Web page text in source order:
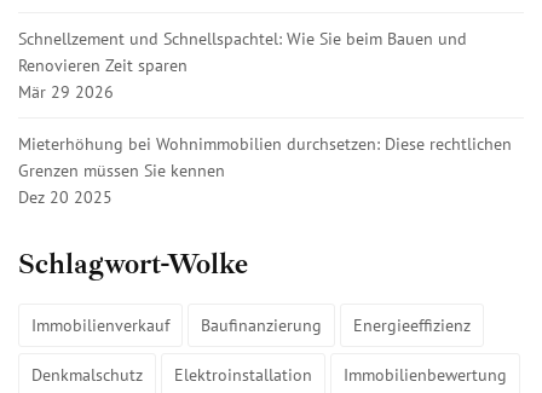
Schnellzement und Schnellspachtel: Wie Sie beim Bauen und
Renovieren Zeit sparen
Mär 29 2026
Mieterhöhung bei Wohnimmobilien durchsetzen: Diese rechtlichen
Grenzen müssen Sie kennen
Dez 20 2025
Schlagwort-Wolke
Immobilienverkauf Baufinanzierung Energieeffizienz
Denkmalschutz Elektroinstallation Immobilienbewertung